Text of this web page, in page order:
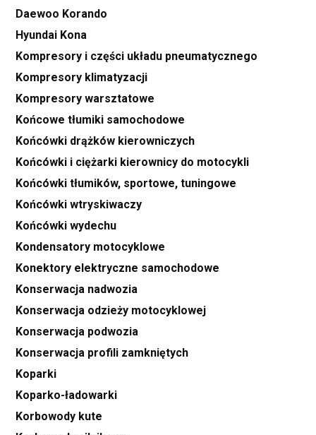
Daewoo Korando
Hyundai Kona
Kompresory i części układu pneumatycznego
Kompresory klimatyzacji
Kompresory warsztatowe
Końcowe tłumiki samochodowe
Końcówki drążków kierowniczych
Końcówki i ciężarki kierownicy do motocykli
Końcówki tłumików, sportowe, tuningowe
Końcówki wtryskiwaczy
Końcówki wydechu
Kondensatory motocyklowe
Konektory elektryczne samochodowe
Konserwacja nadwozia
Konserwacja odzieży motocyklowej
Konserwacja podwozia
Konserwacja profili zamkniętych
Koparki
Koparko-ładowarki
Korbowody kute